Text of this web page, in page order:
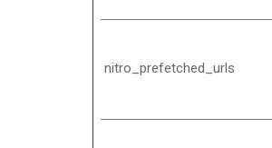
nitro_prefetched_urls